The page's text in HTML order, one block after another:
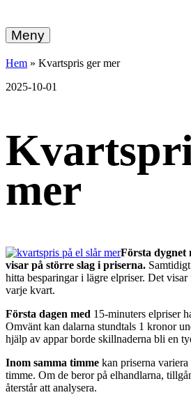
vidare
till
energi
+
Meny
Hem » Kvartspris ger mer
2025-10-01
mer
Första dygnet
visar på större slag i priserna.
hitta besparingar i lägre elpriser. Det
varje kvart.
Första dagen med 15-minuters elpriser
Omvänt kan dalarna stundtals 1 kronor
hjälp av appar borde skillnaderna bli en
Inom samma timme kan priserna
timme. Om de beror på elhandlarna,
återstår att analysera.